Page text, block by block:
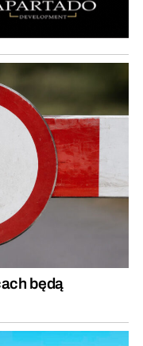
będą